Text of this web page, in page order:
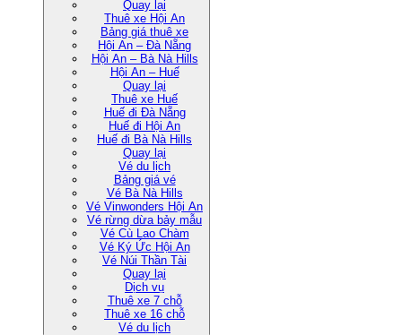
Quay lại
Thuê xe Hội An
Bảng giá thuê xe
Hội An – Đà Nẵng
Hội An – Bà Nà Hills
Hội An – Huế
Quay lại
Thuê xe Huế
Huế đi Đà Nẵng
Huế đi Hội An
Huế đi Bà Nà Hills
Quay lại
Vé du lịch
Bảng giá vé
Vé Bà Nà Hills
Vé Vinwonders Hội An
Vé rừng dừa bảy mẫu
Vé Cù Lao Chàm
Vé Ký Ức Hội An
Vé Núi Thần Tài
Quay lại
Dịch vụ
Thuê xe 7 chỗ
Thuê xe 16 chỗ
Vé du lịch